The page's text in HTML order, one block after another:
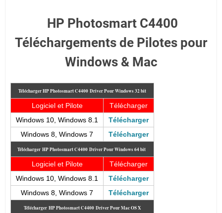
HP Photosmart C4400
Téléchargements de Pilotes pour
Windows & Mac
Télécharger HP Photosmart C4400 Driver Pour Windows 32 bit
Logiciel et Pilote
Télécharger
Windows 10, Windows 8.1
Télécharger
Windows 8, Windows 7
Télécharger
Télécharger HP Photosmart C4400 Driver Pour Windows 64 bit
Logiciel et Pilote
Télécharger
Windows 10, Windows 8.1
Télécharger
Windows 8, Windows 7
Télécharger
Télécharger HP Photosmart C4400 Driver Pour Mac OS X